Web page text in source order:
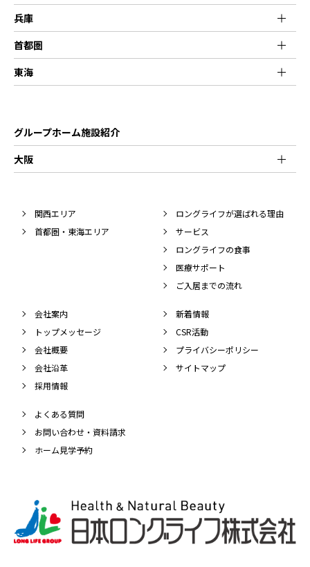
兵庫
首都圏
東海
グループホーム施設紹介
大阪
関西エリア
首都圏・東海エリア
ロングライフが選ばれる理由
サービス
ロングライフの食事
医療サポート
ご入居までの流れ
会社案内
トップメッセージ
会社概要
会社沿革
採用情報
新着情報
CSR活動
プライバシーポリシー
サイトマップ
よくある質問
お問い合わせ・資料請求
ホーム見学予約